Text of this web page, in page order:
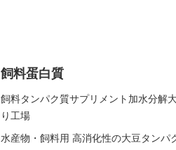
飼料蛋白質
飼料タンパク質サプリメント加水分解
り工場
水産物・飼料用 高消化性の大豆タンパ